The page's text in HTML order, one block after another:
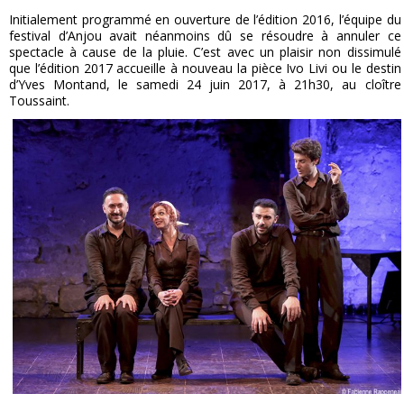
Initialement programmé en ouverture de l’édition 2016, l’équipe du
festival d’Anjou avait néanmoins dû se résoudre à annuler ce
spectacle à cause de la pluie. C’est avec un plaisir non dissimulé
que l’édition 2017 accueille à nouveau la pièce Ivo Livi ou le destin
d’Yves Montand, le samedi 24 juin 2017, à 21h30, au cloître
Toussaint.